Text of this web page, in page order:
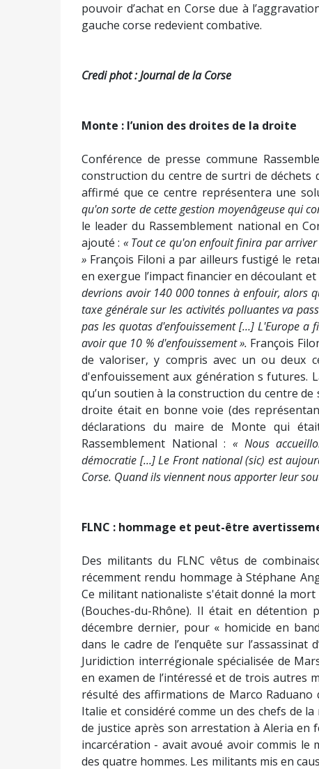
pouvoir d’achat en Corse due à
gauche corse redevient combative.
Credi phot : Journal de la Corse
Monte : l’union des droites de la droite
Conférence de presse commune
construction du centre de surtri de
affirmé que ce centre représentera une
qu'on sorte de cette gestion moyenâgeuse qui
le leader du Rassemblement national en
ajouté : « Tout ce qu'on enfouit finira par
» François Filoni a par ailleurs fustigé le
en exergue l’impact financier en découlant
devrions avoir 140 000 tonnes à enfouir, alors
taxe générale sur les activités polluantes va
pas les quotas d'enfouissement […] L'Europe a
avoir que 10 % d'enfouissement ». François
de valoriser, y compris avec un ou deux
d'enfouissement aux génération s futures.
qu’un soutien à la construction du centre
droite était en bonne voie (des
déclarations du maire de Monte qui
Rassemblement National :« Nous
démocratie […] Le Front national (sic) est
Corse. Quand ils viennent nous apporter leur
FLNC : hommage et peut-être
Des militants du FLNC vêtus de
récemment rendu hommage à Stéphane
Ce militant nationaliste s'était donné la
(Bouches-du-Rhône). Il était en
décembre dernier, pour « homicide en
dans le cadre de l’enquête sur
Juridiction interrégionale spécialisée de
en examen de l’intéressé et de trois autres
résulté des affirmations de Marco
Italie et considéré comme un des chefs de
de justice après son arrestation à Aleria en
incarcération - avait avoué avoir commis le
des quatre hommes. Les militants mis en